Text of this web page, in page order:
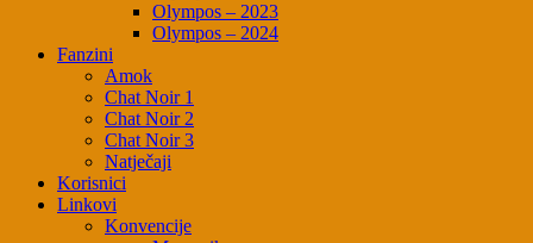
Olympos – 2023
Olympos – 2024
Fanzini
Amok
Chat Noir 1
Chat Noir 2
Chat Noir 3
Natječaji
Korisnici
Linkovi
Konvencije